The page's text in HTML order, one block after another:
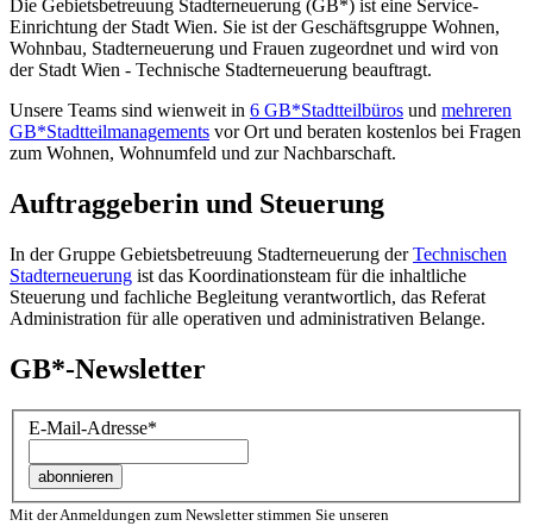
Die Gebietsbetreuung Stadterneuerung (GB*) ist eine Service-
Einrichtung der Stadt Wien. Sie ist der Geschäfts­gruppe Wohnen,
Wohnbau, Stadt­erneuerung und Frauen zugeordnet und wird von
der Stadt Wien - Technische Stadterneuerung beauftragt.
Unsere Teams sind wienweit in 6 GB*Stadtteilbüros und mehreren
GB*Stadtteilmanagements vor Ort und beraten kostenlos bei Fragen
zum Wohnen, Wohnumfeld und zur Nachbarschaft.
Auftraggeberin und Steuerung
In der Gruppe Gebietsbetreuung Stadterneuerung derTechnischen
Stadterneuerung ist das Koordinationsteam für die inhaltliche
Steuerung und fachliche Begleitung verantwortlich, das Referat
Administration für alle operativen und administrativen Belange.
GB*-Newsletter
E-Mail-Adresse*
Mit der Anmeldungen zum Newsletter stimmen Sie unseren